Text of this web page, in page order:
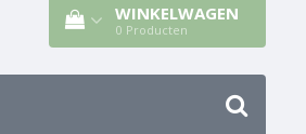
WINKELWAGEN
0 Producten